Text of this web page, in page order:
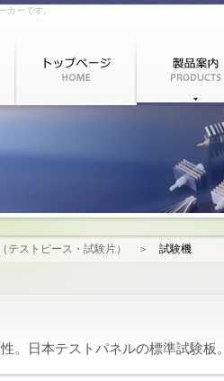
カーです。
テストピース・試験片） ＞ 試験機
。日本テストパネルの標準試験板。